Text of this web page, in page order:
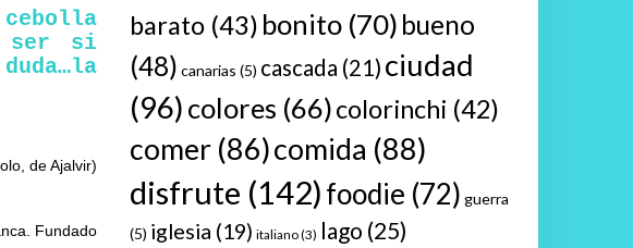
ser si
de Ajalvir)
Fundado
barato (43) bonito (70) bueno
(48) canarias (5) cascada (21) ciudad
(96) colores (66)colorinchi (42)
comer (86)comida (88)
disfrute (142)foodie (72) guerra
(5) iglesia (19) italiano(3) lago (25)